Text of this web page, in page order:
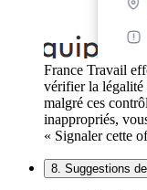
France Travail
vérifier la légalité
malgré ces
inappropriés,
« Signaler cette
8. Suggestions